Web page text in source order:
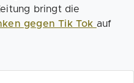
bringt die
gegen Tik Tok auf